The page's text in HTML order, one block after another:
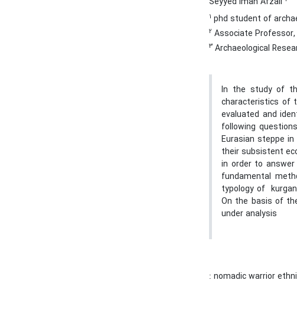
1 phd student of
2 Associate
3 Archaeological
In the study of
characteristics of
evaluated and
following
Eurasian steppe
their subsistent
in order to
fundamental
typology of
On the basis of
under analysis
: nomadic warrior